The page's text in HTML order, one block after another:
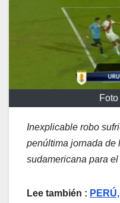
Inexplicable robo
penúltima jornada de
sudamericana para
Lee también :